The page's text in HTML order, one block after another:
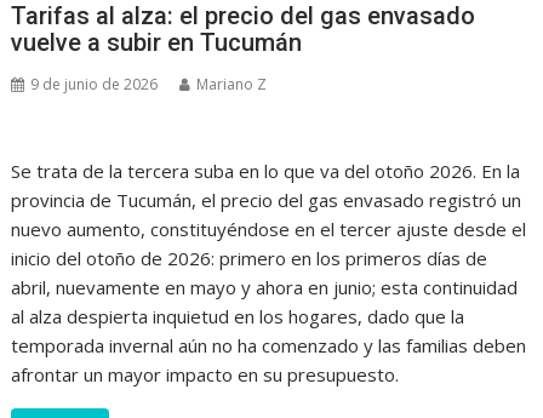
Tarifas al alza: el precio del gas envasado
vuelve a subir en Tucumán
9 de junio de 2026 Mariano Z
Se trata de la tercera suba en lo que va del otoño 2026. En la
provincia de Tucumán, el precio del gas envasado registró un
nuevo aumento, constituyéndose en el tercer ajuste desde el
inicio del otoño de 2026: primero en los primeros días de
abril, nuevamente en mayo y ahora en junio; esta continuidad
al alza despierta inquietud en los hogares, dado que la
temporada invernal aún no ha comenzado y las familias deben
afrontar un mayor impacto en su presupuesto.